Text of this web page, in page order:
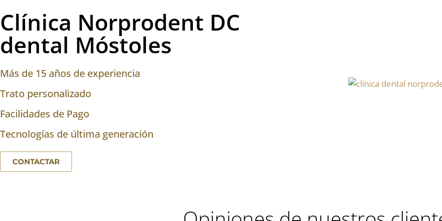
Clínica Norprodent DC
dental Móstoles
Más de 15 años de experiencia
Trato personalizado
Facilidades de Pago
Tecnologías de última generación
CONTACTAR